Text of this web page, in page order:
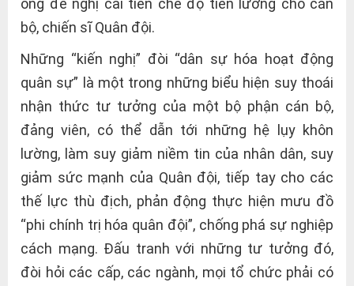
bộ, chiến sĩ Quân đội.
Những “kiến nghị” đòi “dân sự hóa hoạt động
quân sự” là một trong những biểu hiện suy thoái
nhận thức tư tưởng của một bộ phận cán bộ,
đảng viên, có thể dẫn tới những hệ lụy khôn
lường, làm suy giảm niềm tin của nhân dân, suy
giảm sức mạnh của Quân đội, tiếp tay cho các
thế lực thù địch, phản động thực hiện mưu đồ
“phi chính trị hóa quân đội”, chống phá sự nghiệp
cách mạng. Đấu tranh với những tư tưởng đó,
đòi hỏi các cấp, các ngành, mọi tổ chức phải có